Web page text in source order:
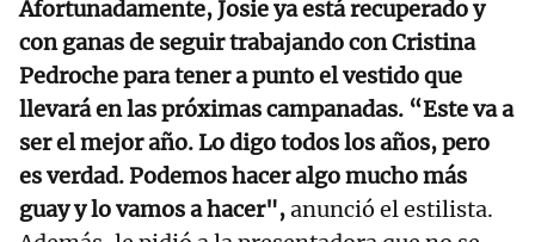
Afortunadamente, Josie ya está recuperado y
con ganas de seguir trabajando con Cristina
Pedroche para tener a punto el vestido que
llevará en las próximas campanadas. “Este va a
ser el mejor año. Lo digo todos los años, pero
es verdad. Podemos hacer algo mucho más
guay y lo vamos a hacer",anunció el estilista.